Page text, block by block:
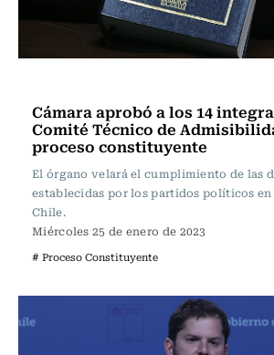
Cámara aprobó a los 14
Comité Técnico de
proceso constituyente
El órgano velará el cumplimiento de las
establecidas por los partidos políticos
Chile.
Miércoles 25 de enero de 2023
# Proceso Constituyente